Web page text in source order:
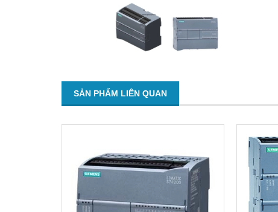
SẢN PHẨM LIÊN QUAN